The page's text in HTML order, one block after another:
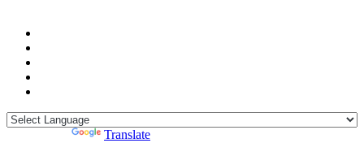
Translate